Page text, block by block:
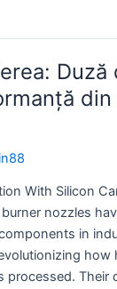
Duză
din
With Silicon
nozzles
in
how
processed. Their